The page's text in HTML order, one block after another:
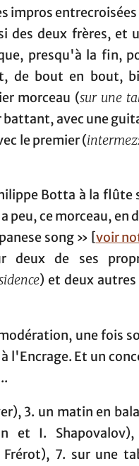
impros entrecroisées
des deux frères, et
presqu'à la fin,
de bout en bout,
morceau (sur une
avec une
le premier (
Botta à la flûte
peu, ce morceau, en
song » [voir
deux de ses
) et deux autres
une fois
l'Encrage. Et un
3. un matin en
et I.
Frérot), 7. sur une